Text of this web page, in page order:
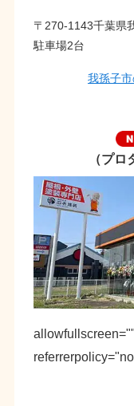
〒270-1143千葉県
駐車場2台
我孫子
（プロ